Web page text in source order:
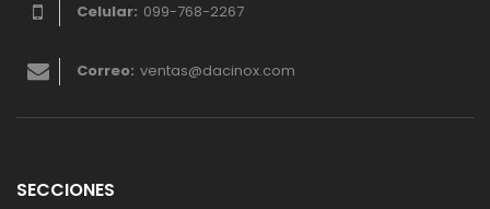
Celular: 099-768-2267
Correo: ventas@dacinox.com
SECCIONES